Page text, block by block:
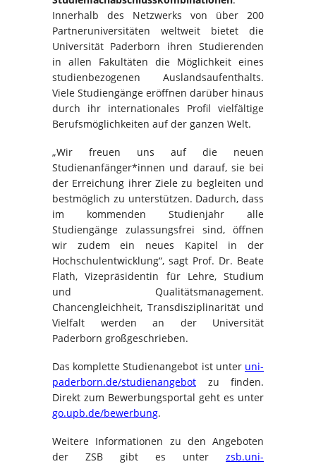
Innerhalb des Netzwerks von über 200
Partneruniversitäten weltweit bietet die
Universität Paderborn ihren Studierenden
in allen Fakultäten die Möglichkeit eines
studienbezogenen Auslandsaufenthalts.
Viele Studiengänge eröffnen darüber hinaus
durch ihr internationales Profil vielfältige
Berufsmöglichkeiten auf der ganzen Welt.
„Wir freuen uns auf die neuen
Studienanfänger*innen und darauf, sie bei
der Erreichung ihrer Ziele zu begleiten und
bestmöglich zu unterstützen. Dadurch, dass
im kommenden Studienjahr alle
Studiengänge zulassungsfrei sind, öffnen
wir zudem ein neues Kapitel in der
Hochschulentwicklung“, sagt Prof. Dr. Beate
Flath, Vizepräsidentin für Lehre, Studium
und Qualitätsmanagement.
Chancengleichheit, Transdisziplinarität und
Vielfalt werden an der Universität
Paderborn großgeschrieben.
Das komplette Studienangebot ist unter uni-
paderborn.de/studienangebot zu finden.
Direkt zum Bewerbungsportal geht es unter
go.upb.de/bewerbung.
Weitere Informationen zu den Angeboten
der ZSB gibt es unter zsb.uni-